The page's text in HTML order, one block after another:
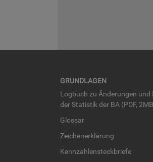
GRUND­LA­GEN
Log­buch zu Än­de­run­gen und
der Sta­tis­tik der BA (PDF,
Glos­sar
Zei­chen­er­klä­rung
Kenn­zah­len­steck­brie­fe